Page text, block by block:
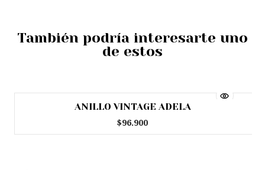
También podría interesarte uno
de estos
ANILLO VINTAGE ADELA
$96.900